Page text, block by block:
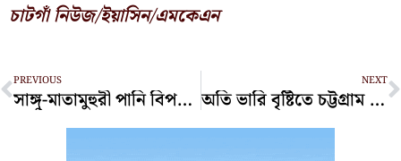
চাটগাঁ নিউজ/ইয়াসিন/এমকেএন
Prev
PREVIOUS
সাঙ্গু-মাতামুহুরী পানি বিপৎসীমার ওপরে, স্বল্পমেয়াদি বন্যার আভাস!
NEXT
অতি ভারি বৃষ্টিতে চট্টগ্রাম বন্দরের বহির্নোঙরে পণ্য খালাস বন্ধ